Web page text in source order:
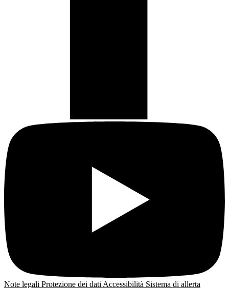
Note legali Protezione dei dati Accessibilità Sistema di allerta